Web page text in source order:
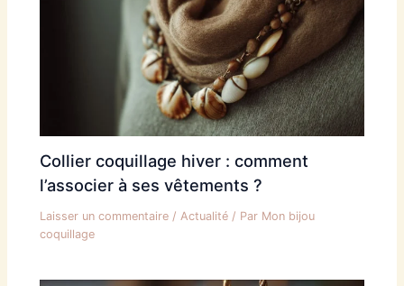
Collier coquillage hiver : comment
l’associer à ses vêtements ?
Laisser un commentaire /Actualité / Par Mon bijou
coquillage